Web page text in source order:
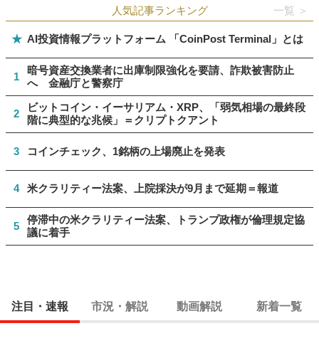
人気記事ランキング 一覧 ＞
★ AI投資情報プラットフォーム 「CoinPost Terminal」とは
1
暗号資産交換業者に出庫制限強化を要請、詐欺被害防止
へ 金融庁と警察庁
2
ビットコイン・イーサリアム・XRP、「弱気相場の最終段
階に典型的な兆候」＝クリプトクアント
3 コインチェック、1銘柄の上場廃止を発表
4 米クラリティー法案、上院採決が9月まで延期＝報道
5
停滞中の米クラリティー法案、トランプ政権が倫理規定協
議に着手
注目・速報 市況・解説 動画解説 新着一覧